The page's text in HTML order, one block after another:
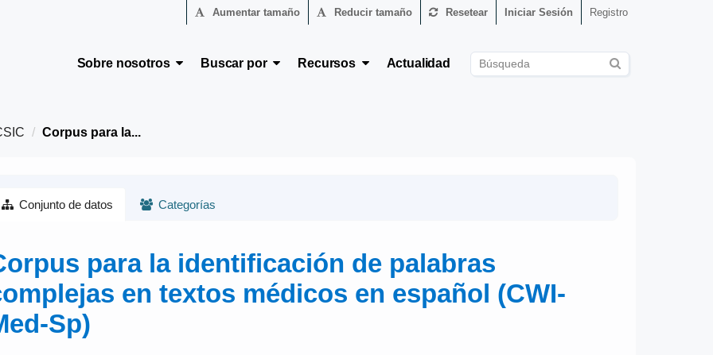
Aumentar tamaño Reducir tamaño Resetear Iniciar Sesión Registro
Sobre nosotros Buscar por Recursos Actualidad
Corpus para la...
Conjunto de datos Categorías
para la identificación de palabras
en textos médicos en español (CWI-
Sp)